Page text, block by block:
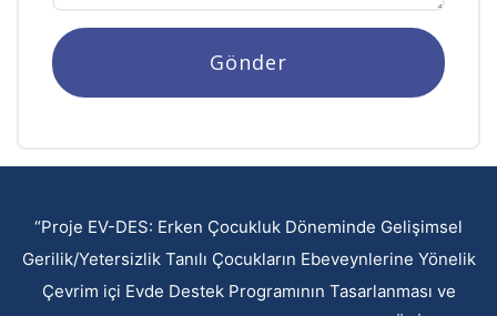
Gönder
“Proje EV-DES: Erken Çocukluk Döneminde Gelişimsel
Gerilik/Yetersizlik Tanılı Çocukların Ebeveynlerine Yönelik
Çevrim içi Evde Destek Programının Tasarlanması ve